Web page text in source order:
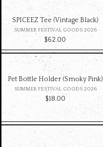
SPICEEZ Tee (Vintage Black)
SUMMER FESTIVAL GOODS 2026
$‌62.00
Pet Bottle Holder (Smoky Pink)
SUMMER FESTIVAL GOODS 2026
$‌18.00